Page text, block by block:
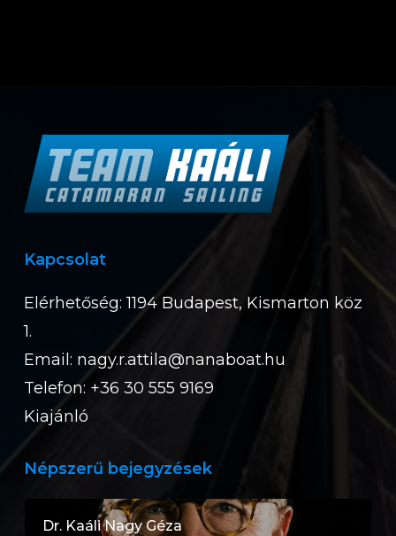
Kapcsolat
Elérhetőség: 1194 Budapest, Kismarton köz
1.
Email: nagy.r.attila@nanaboat.hu
Telefon: +36 30 555 9169
Kiajánló
Népszerű bejegyzések
Dr. Kaáli Nagy Géza